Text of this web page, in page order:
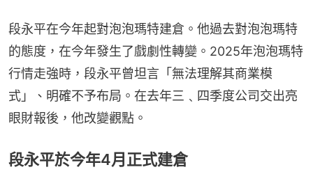
段永平在今年起對泡泡瑪特建倉。他過去對泡泡瑪特
的態度，在今年發生了戲劇性轉變。2025年泡泡瑪特
行情走強時，段永平曾坦言「無法理解其商業模
式」、明確不予布局。在去年三﹑四季度公司交出亮
眼財報後，他改變觀點。
段永平於今年4月正式建倉